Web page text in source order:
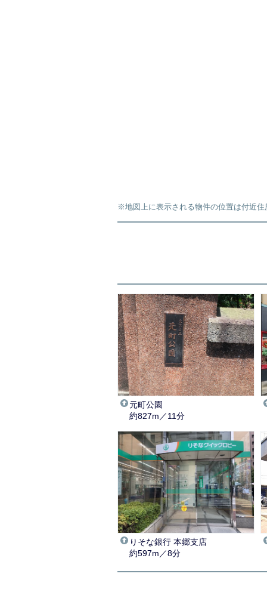
※地図上に表示される物件の位置は付近
元町公園
約827m／11分
りそな銀行 本郷支店
約597m／8分